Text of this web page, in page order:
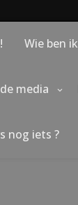
Wie ben ik
media
nog iets ?